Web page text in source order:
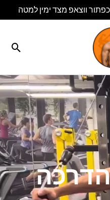
ווצאפ מצד ימין למטה